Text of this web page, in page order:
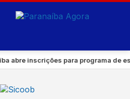
abre inscrições para programa de